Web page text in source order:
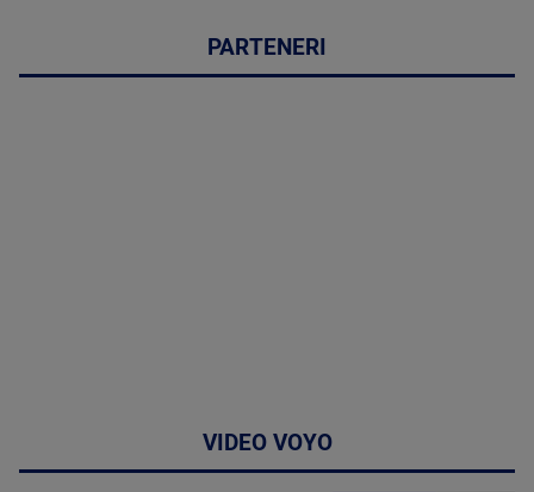
PARTENERI
VIDEO VOYO